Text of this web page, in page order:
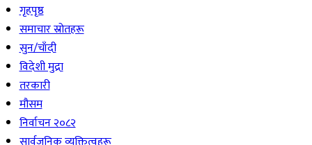
गृहपृष्ठ
समाचार स्रोतहरू
सुन/चाँदी
विदेशी मुद्रा
तरकारी
मौसम
निर्वाचन २०८२